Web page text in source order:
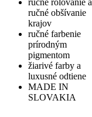
ručné obšívanie
krajov
ručné farbenie
prírodným
pigmentom
žiarivé farby a
luxusné odtiene
MADE IN
SLOVAKIA